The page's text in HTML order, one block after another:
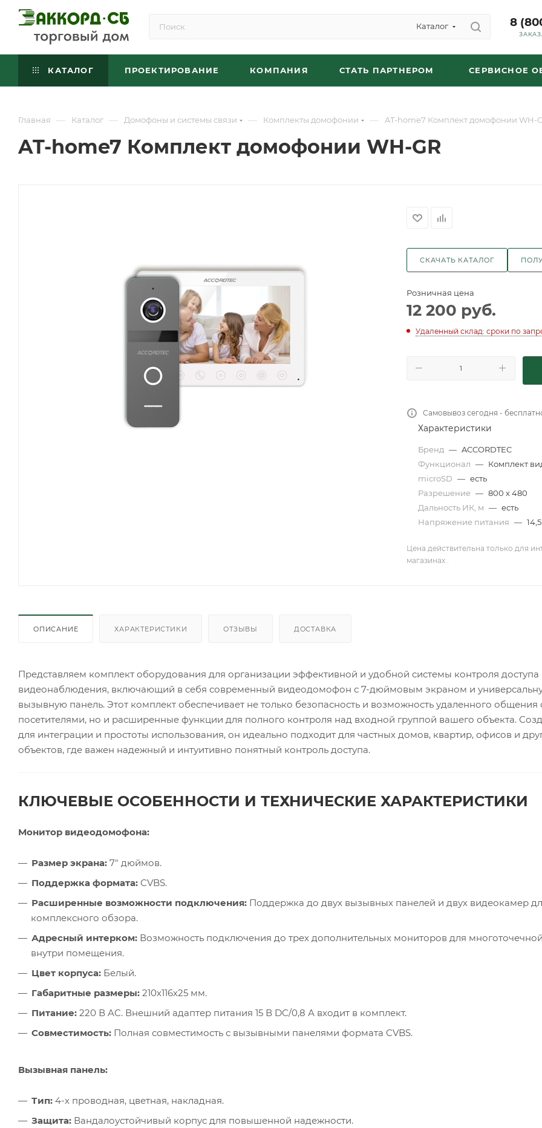
Каталог 8
КАТАЛОГ ПРОЕКТИРОВАНИЕ КОМПАНИЯ СТАТЬ ПАРТНЕРОМ СЕРВИСНОЕ
Главная — Каталог — Домофоны и системы связи — Комплекты домофонии — AT-home7 Комплект домофонии WH-
AT-home7 Комплект домофонии WH-GR
СКАЧАТЬ КАТАЛОГ
Розничная цена
12 200 руб.
Удаленный склад: сроки по
Самовывоз сегодня -
Характеристики
Бренд — ACCORDTEC
Функционал — Комплект
microSD — есть
Разрешение — 800 х 480
Дальность ИК, м — есть
Напряжение питания — 14,5
Цена действительна только для
магазинах .
ОПИСАНИЕ ХАРАКТЕРИСТИКИ ОТЗЫВЫ ДОСТАВКА
Представляем комплект оборудования для организации эффективной и удобной системы контроля доступа
видеонаблюдения, включающий в себя современный видеодомофон с 7-дюймовым экраном и
вызывную панель. Этот комплект обеспечивает не только безопасность и возможность удаленного общения
посетителями, но и расширенные функции для полного контроля над входной группой вашего объекта.
для интеграции и простоты использования, он идеально подходит для частных домов, квартир, офисов и
объектов, где важен надежный и интуитивно понятный контроль доступа.
КЛЮЧЕВЫЕ ОСОБЕННОСТИ И ТЕХНИЧЕСКИЕ ХАРАКТЕРИСТИКИ
Монитор видеодомофона:
Размер экрана: 7" дюймов.
Поддержка формата: CVBS.
Расширенные возможности подключения: Поддержка до двух вызывных панелей и двух видеокамер
комплексного обзора.
Адресный интерком: Возможность подключения до трех дополнительных мониторов для
внутри помещения.
Цвет корпуса: Белый.
Габаритные размеры: 210х116х25 мм.
Питание: 220 В AC. Внешний адаптер питания 15 В DC/0,8 А входит в комплект.
Совместимость: Полная совместимость с вызывными панелями формата CVBS.
Вызывная панель:
Тип: 4-х проводная, цветная, накладная.
Защита: Вандалоустойчивый корпус для повышенной надежности.